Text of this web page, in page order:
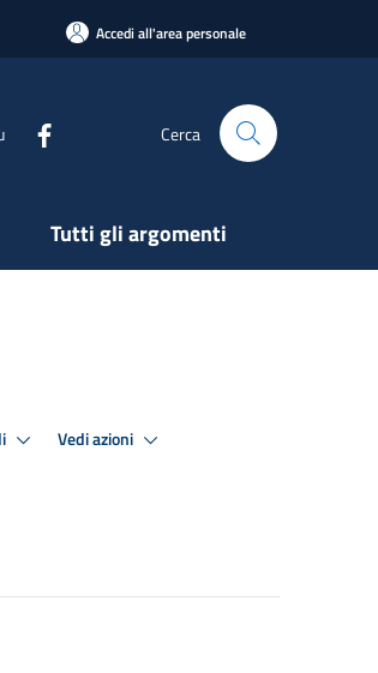
Accedi all'area personale
Cerca
Tutti gli argomenti
Vedi azioni